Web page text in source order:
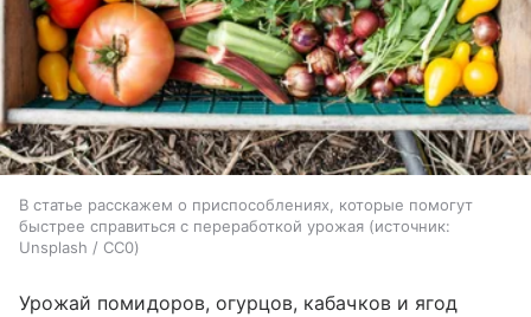
В статье расскажем о приспособлениях, которые помогут
быстрее справиться с переработкой урожая
источник:
Unsplash / CC0
Урожай помидоров, огурцов, кабачков и ягод